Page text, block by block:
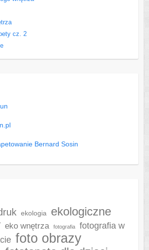
cz. 2
Bernard Sosin
ekologia
ekologiczne
eko wnętrza fotografia
fotografia w
foto obrazy